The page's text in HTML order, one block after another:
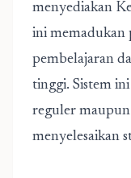
menyediakan
ini memadukan
pembelajaran
tinggi. Sistem
reguler
menyelesaikan